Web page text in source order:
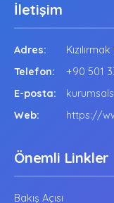
İletişim
Adres:
Telefon:
+90 501
E-posta:
Web:
https://
Önemli Linkler
Bakış Açısı